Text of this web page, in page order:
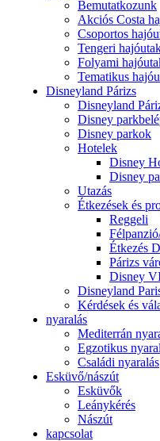
Bemutatkozunk
Akciós Costa
Csoportos
Tengeri
Folyami
Tematikus
Disneyland Párizs
Disneyland
Disney
Disney parkok
Hotelek
Disney
Disney
Utazás
Étkezések és
Reggeli
Étkezés
Párizs
Disney
Disneyland
Kérdések és
nyaralás
Mediterrán
Egzotikus
Családi nyaralás
Esküvő/nászút
Esküvők
Leánykérés
Nászút
kapcsolat